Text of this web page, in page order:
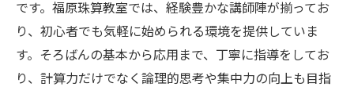
です。福原珠算教室では、経験豊かな講師陣が揃ってお
り、初心者でも気軽に始められる環境を提供していま
す。そろばんの基本から応用まで、丁寧に指導をしてお
り、計算力だけでなく論理的思考や集中力の向上も目指